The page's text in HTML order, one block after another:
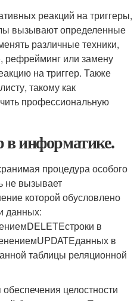
реакций на триггеры,
вызывают определенные
различные техники,
рефрейминг или замену
на триггер. Также
такому как
профессиональную
в информатике.
процедура особого
не вызывает
которой обусловлено
данных:
DELETEстроки в
UPDATEданных в
таблицы реляционной
целостности